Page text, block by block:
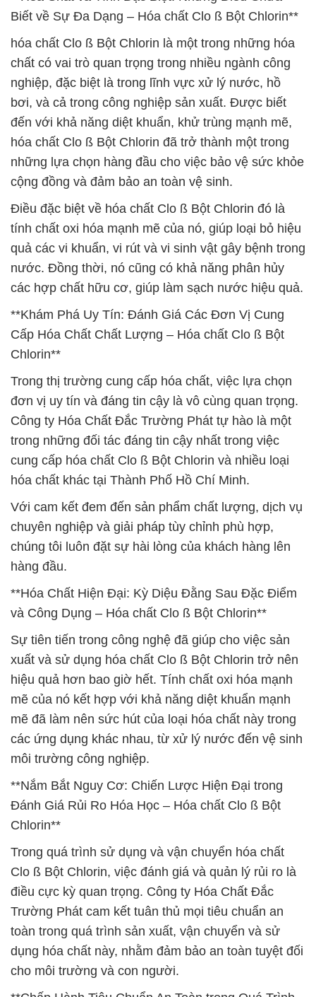
Biết về Sự Đa Dạng – Hóa chất Clo ß Bột Chlorin**
hóa chất Clo ß Bột Chlorin là một trong những hóa
chất có vai trò quan trọng trong nhiều ngành công
nghiệp, đặc biệt là trong lĩnh vực xử lý nước, hồ
bơi, và cả trong công nghiệp sản xuất. Được biết
đến với khả năng diệt khuẩn, khử trùng mạnh mẽ,
hóa chất Clo ß Bột Chlorin đã trở thành một trong
những lựa chọn hàng đầu cho việc bảo vệ sức khỏe
cộng đồng và đảm bảo an toàn vệ sinh.
Điều đặc biệt về hóa chất Clo ß Bột Chlorin đó là
tính chất oxi hóa mạnh mẽ của nó, giúp loại bỏ hiệu
quả các vi khuẩn, vi rút và vi sinh vật gây bệnh trong
nước. Đồng thời, nó cũng có khả năng phân hủy
các hợp chất hữu cơ, giúp làm sạch nước hiệu quả.
**Khám Phá Uy Tín: Đánh Giá Các Đơn Vị Cung
Cấp Hóa Chất Chất Lượng – Hóa chất Clo ß Bột
Chlorin**
Trong thị trường cung cấp hóa chất, việc lựa chọn
đơn vị uy tín và đáng tin cậy là vô cùng quan trọng.
Công ty Hóa Chất Đắc Trường Phát tự hào là một
trong những đối tác đáng tin cậy nhất trong việc
cung cấp hóa chất Clo ß Bột Chlorin và nhiều loại
hóa chất khác tại Thành Phố Hồ Chí Minh.
Với cam kết đem đến sản phẩm chất lượng, dịch vụ
chuyên nghiệp và giải pháp tùy chỉnh phù hợp,
chúng tôi luôn đặt sự hài lòng của khách hàng lên
hàng đầu.
**Hóa Chất Hiện Đại: Kỳ Diệu Đằng Sau Đặc Điểm
và Công Dụng – Hóa chất Clo ß Bột Chlorin**
Sự tiên tiến trong công nghệ đã giúp cho việc sản
xuất và sử dụng hóa chất Clo ß Bột Chlorin trở nên
hiệu quả hơn bao giờ hết. Tính chất oxi hóa mạnh
mẽ của nó kết hợp với khả năng diệt khuẩn mạnh
mẽ đã làm nên sức hút của loại hóa chất này trong
các ứng dụng khác nhau, từ xử lý nước đến vệ sinh
môi trường công nghiệp.
**Nắm Bắt Nguy Cơ: Chiến Lược Hiện Đại trong
Đánh Giá Rủi Ro Hóa Học – Hóa chất Clo ß Bột
Chlorin**
Trong quá trình sử dụng và vận chuyển hóa chất
Clo ß Bột Chlorin, việc đánh giá và quản lý rủi ro là
điều cực kỳ quan trọng. Công ty Hóa Chất Đắc
Trường Phát cam kết tuân thủ mọi tiêu chuẩn an
toàn trong quá trình sản xuất, vận chuyển và sử
dụng hóa chất này, nhằm đảm bảo an toàn tuyệt đối
cho môi trường và con người.